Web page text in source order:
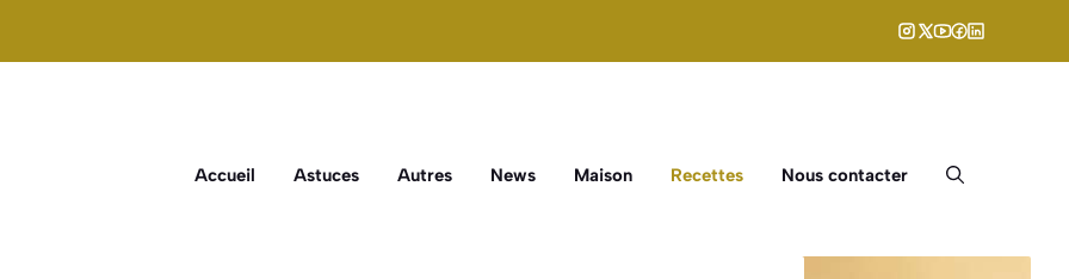
Accueil Astuces Autres News Maison Recettes Nous contacter